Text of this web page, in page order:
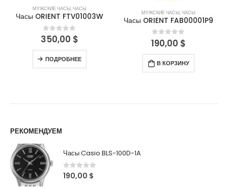
МУЖСКИЕ ЧАСЫ,ЧАСЫ
Часы ORIENT FTV01003W
0out of 5
350,00 $
ПОДРОБНЕЕ
МУЖСКИЕ ЧАСЫ,ЧАСЫ
Часы ORIENT FAB00001P9
0out of 5
190,00 $
В КОРЗИНУ
РЕКОМЕНДУЕМ
Часы Casio BLS-100D-1A
0out of 5
190,00 $